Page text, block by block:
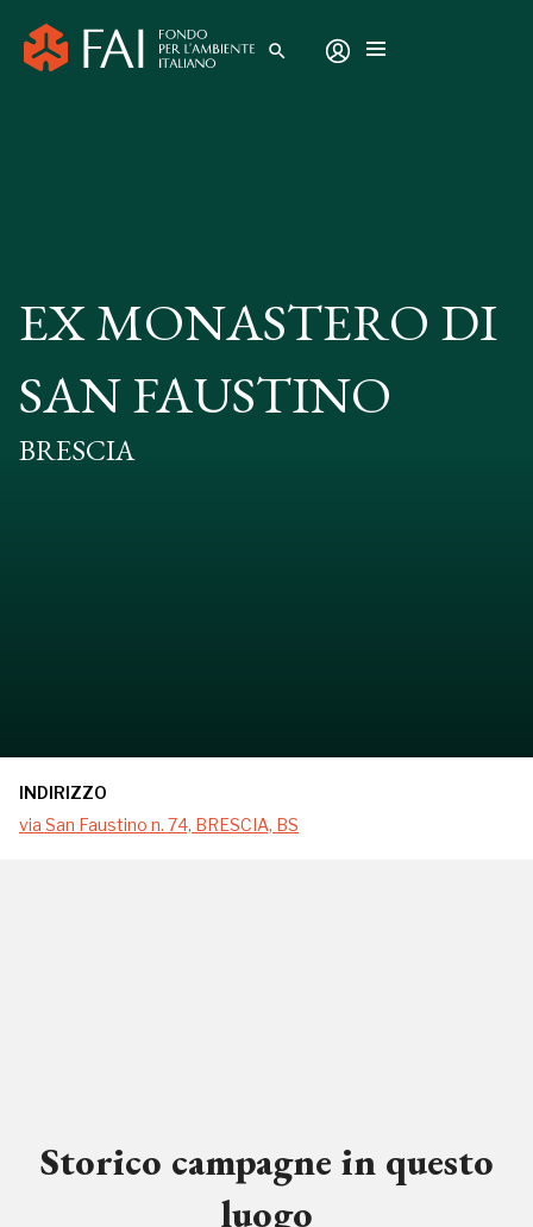
search
EX MONASTERO DI
SAN FAUSTINO
BRESCIA
INDIRIZZO
via San Faustino n. 74, BRESCIA, BS
Storico campagne in questo
luogo